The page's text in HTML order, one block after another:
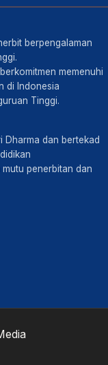
berpengalaman
memenuhi
di Indonesia
Tinggi.
Dharma dan bertekad
penerbitan dan